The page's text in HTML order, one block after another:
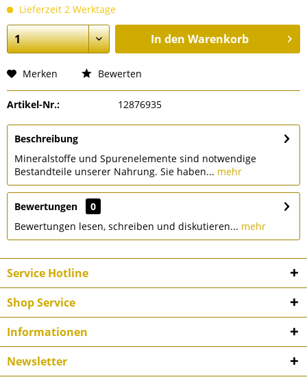
Lieferzeit 2 Werktage
In den Warenkorb
Merken Bewerten
Artikel-Nr.: 12876935
Beschreibung
Mineralstoffe und Spurenelemente sind notwendige
Bestandteile unserer Nahrung. Sie haben... mehr
Bewertungen
0
Bewertungen lesen, schreiben und diskutieren... mehr
Service Hotline
Shop Service
Informationen
Newsletter